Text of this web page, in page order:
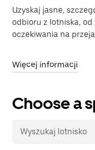
Uzyskaj jasne,
odbioru z lotniska,
oczekiwania na
Więcej informacji
Choose a